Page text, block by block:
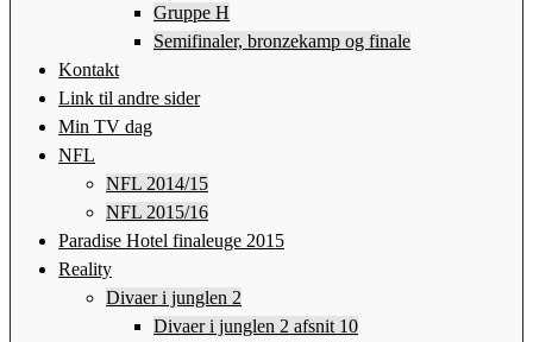
Gruppe H
Semifinaler, bronzekamp og finale
Kontakt
Link til andre sider
Min TV dag
NFL
NFL 2014/15
NFL 2015/16
Paradise Hotel finaleuge 2015
Reality
Divaer i junglen 2
Divaer i junglen 2 afsnit 10